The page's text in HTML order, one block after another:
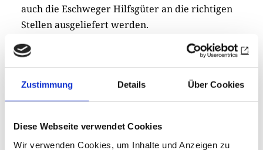
Zustimmung Details Über Cookies
Diese Webseite verwendet Cookies
Wir verwenden Cookies, um Inhalte und Anzeigen zu
auch die Eschweger Hilfsgüter an die richtigen
Stellen ausgeliefert werden.
Mit den Spenden des RC Eschwege starteten die
Vorstandsmitglieder Franky Daumann, Fred
Langefeld und Charly Montag sofort mit dem
Einkauf. 100 gute und warme Schlafsäcke, 35
einen fünfstelligen Betrag konnten in nur
wenigen Tagen in Eschwege eingekauft und